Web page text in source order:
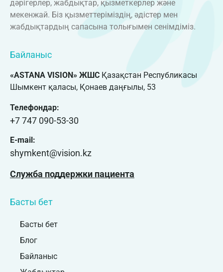
дәрігерлер, жабдықтар, қызметкерлер және
мекенжай. Біз қызметтеріміздің, әдістер мен
жабдықтардың сапасына толығымен сенімдіміз.
Байланыс
«ASTANA VISION» ЖШС Қазақстан Республикасы
Шымкент қаласы, Қонаев даңғылы, 53
Телефондар:
+7 747 090-53-30
E-mail:
shymkent@vision.kz
Служба поддержки пациента
Басты бет
Басты бет
Блог
Байланыс